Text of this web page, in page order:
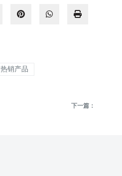
热销产品
下一篇：